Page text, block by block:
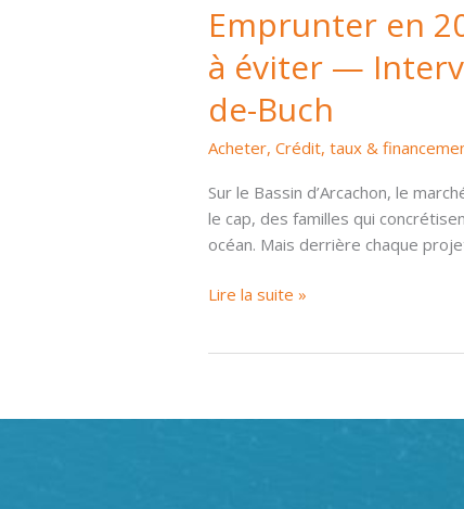
Emprunter en
à éviter —
de-Buch
Acheter, Crédit, taux &
Sur le Bassin d’Arcachon, le
le cap, des familles qui
océan. Mais derrière chaque
Emprunter
Bassin
Lire la suite »